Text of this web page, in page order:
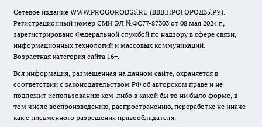
Сетевое издание WWW.PROGOROD35.RU (ВВВ.ПРОГОРОД35.РУ).
Регистрационный номер СМИ ЭЛ №ФС77-87303 от 08 мая 2024 г.,
зарегистрировано Федеральной службой по надзору в сфере связи,
информационных технологий и массовых коммуникаций.
Возрастная категория сайта 16+.
Вся информация, размещенная на данном сайте, охраняется в
соответствии с законодательством РФ об авторском праве и не
подлежит использованию кем-либо в какой бы то ни было форме, в
том числе воспроизведению, распространению, переработке не иначе
как с письменного разрешения правообладателя.